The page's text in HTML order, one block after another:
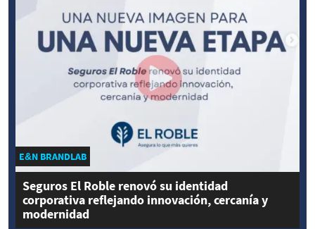
E&N BRANDLAB
Seguros El Roble renovó su identidad
corporativa reflejando innovación, cercanía y
modernidad